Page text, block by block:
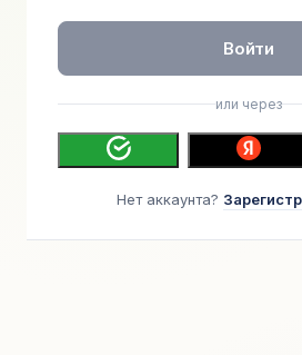
Войти
или через
Нет аккаунта?